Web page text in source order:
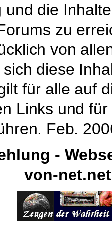
und die
zu
von
diese
für alle auf
Links und
Feb.
-
von-net.net